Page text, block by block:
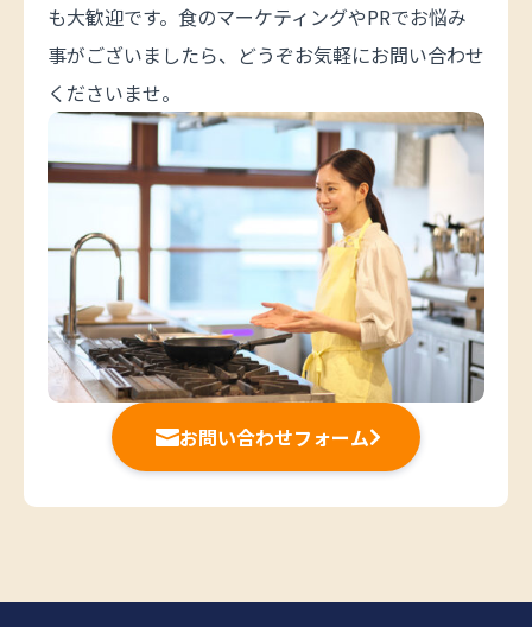
も大歓迎です。食のマーケティングやPRでお悩み
事がございましたら、どうぞお気軽にお問い合わせ
くださいませ。
お問い合わせフォーム